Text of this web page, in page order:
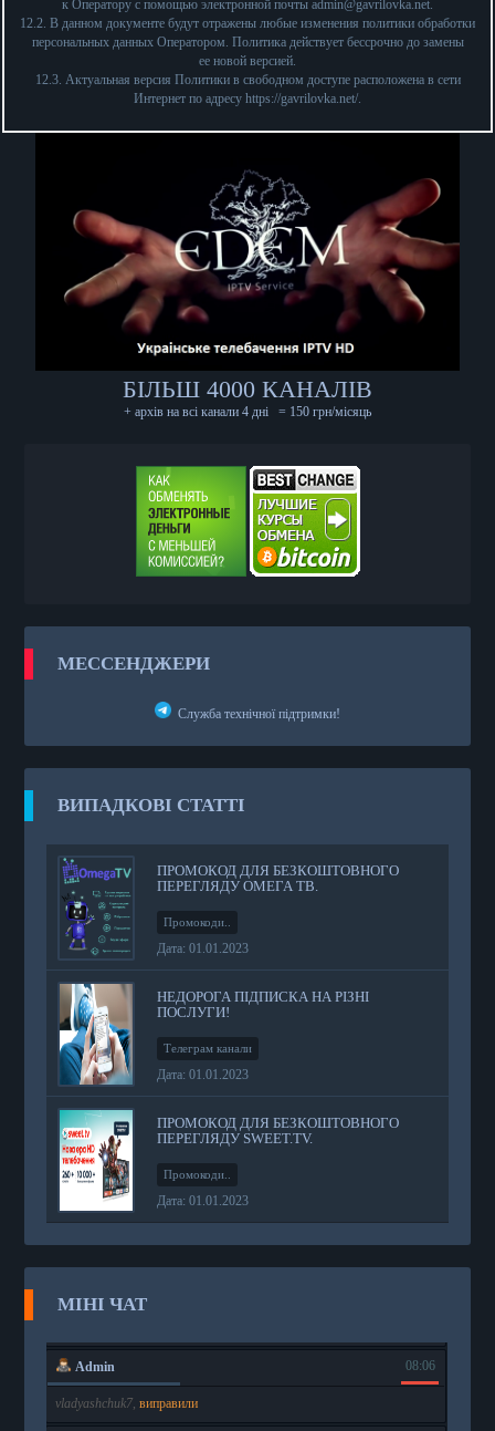
к Оператору с помощью электронной почты admin@gavrilovka.net.
12.2. В данном документе будут отражены любые изменения политики обработки
персональных данных Оператором. Политика действует бессрочно до замены
ее новой версией.
12.3. Актуальная версия Политики в свободном доступе расположена в сети
Интернет по адресу https://gavrilovka.net/.
БІЛЬШ 4000 КАНАЛІВ
+ архів на всі канали 4 дні = 150 грн/місяць
МЕССЕНДЖЕРИ
Служба технічної підтримки!
ВИПАДКОВІ СТАТТІ
ПРОМОКОД ДЛЯ БЕЗКОШТОВНОГО
ПЕРЕГЛЯДУ ОМЕГА ТВ.
Промокоди..
Дата: 01.01.2023
НЕДОРОГА ПІДПИСКА НА РІЗНІ
ПОСЛУГИ!
Телеграм канали
Дата: 01.01.2023
ПРОМОКОД ДЛЯ БЕЗКОШТОВНОГО
ПЕРЕГЛЯДУ SWEET.TV.
Промокоди..
Дата: 01.01.2023
МІНІ ЧАТ